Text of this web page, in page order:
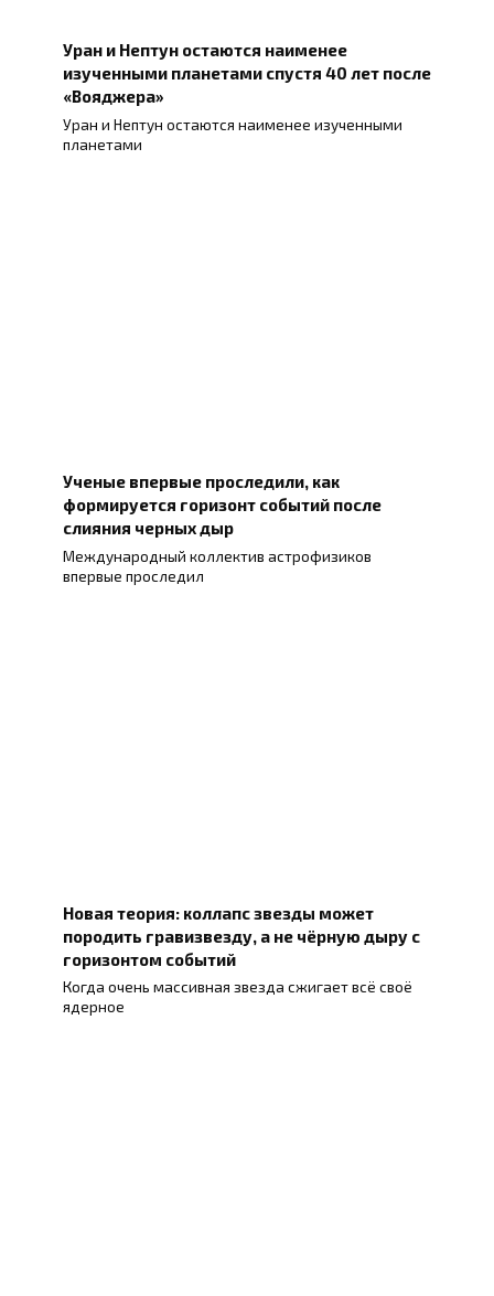
Уран и Нептун остаются наименее
изученными планетами спустя 40 лет после
«Вояджера»
Уран и Нептун остаются наименее изученными
планетами
Ученые впервые проследили, как
формируется горизонт событий после
слияния черных дыр
Международный коллектив астрофизиков
впервые проследил
Новая теория: коллапс звезды может
породить гравизвезду, а не чёрную дыру с
горизонтом событий
Когда очень массивная звезда сжигает всё своё
ядерное